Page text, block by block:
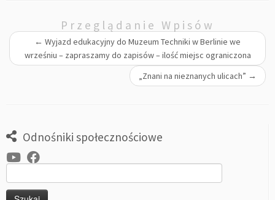
Przeglądanie Wpisów
← Wyjazd edukacyjny do Muzeum Techniki w Berlinie we
wrześniu – zapraszamy do zapisów – ilość miejsc ograniczona
„Znani na nieznanych ulicach” →
Odnośniki społecznościowe